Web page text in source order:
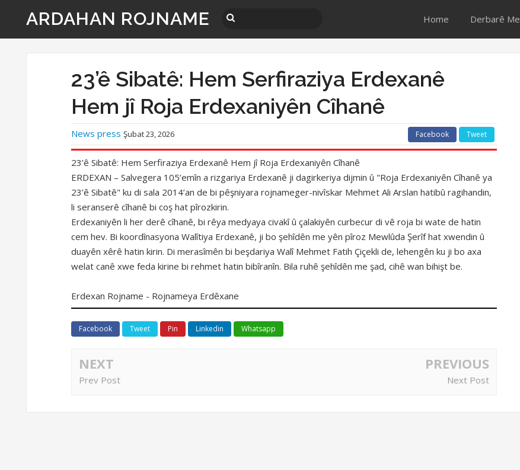
ARDAHAN ROJNAME Home Derbarê Me
23’ê Sibatê: Hem Serfiraziya Erdexanê
Hem jî Roja Erdexaniyên Cîhanê
News pressŞubat 23, 2026 Facebook Tweet
23’ê Sibatê: Hem Serfiraziya Erdexanê Hem jî Roja Erdexaniyên Cîhanê
ERDEXAN – Salvegera 105’emîn a rizgariya Erdexanê ji dagirkeriya dijmin û "Roja Erdexaniyên Cîhanê ya
23’ê Sibatê" ku di sala 2014’an de bi pêşniyara rojnameger-nivîskar Mehmet Ali Arslan hatibû ragihandin,
li seranserê cîhanê bi coş hat pîrozkirin.
Erdexaniyên li her derê cîhanê, bi rêya medyaya civakî û çalakiyên curbecur di vê roja bi wate de hatin
cem hev. Bi koordînasyona Walîtiya Erdexanê, ji bo şehîdên me yên pîroz Mewlûda Şerîf hat xwendin û
duayên xêrê hatin kirin. Di merasîmên bi beşdariya Walî Mehmet Fatih Çiçekli de, lehengên ku ji bo axa
welat canê xwe feda kirine bi rehmet hatin bibîranîn. Bila ruhê şehîdên me şad, cihê wan bihişt be.
Erdexan Rojname - Rojnameya Erdêxane
Facebook Tweet Pin Linkedin Whatsapp
NEXT
Prev Post
PREVIOUS
Next Post